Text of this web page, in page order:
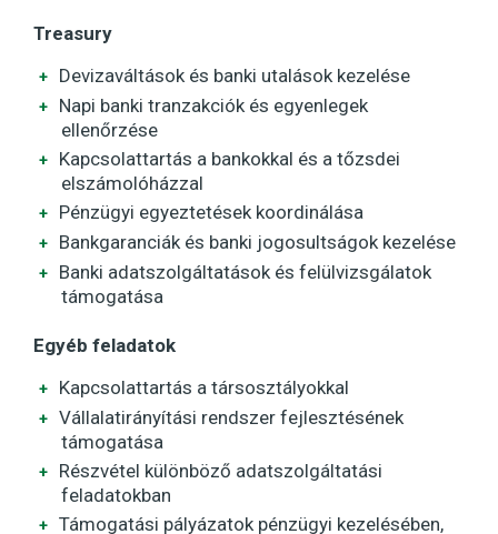
Treasury
Devizaváltások és banki utalások kezelése
Napi banki tranzakciók és egyenlegek
ellenőrzése
Kapcsolattartás a bankokkal és a tőzsdei
elszámolóházzal
Pénzügyi egyeztetések koordinálása
Bankgaranciák és banki jogosultságok kezelése
Banki adatszolgáltatások és felülvizsgálatok
támogatása
Egyéb feladatok
Kapcsolattartás a társosztályokkal
Vállalatirányítási rendszer fejlesztésének
támogatása
Részvétel különböző adatszolgáltatási
feladatokban
Támogatási pályázatok pénzügyi kezelésében,